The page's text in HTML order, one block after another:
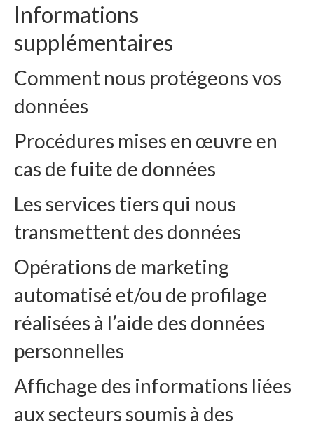
Informations
supplémentaires
Comment nous protégeons vos
données
Procédures mises en œuvre en
cas de fuite de données
Les services tiers qui nous
transmettent des données
Opérations de marketing
automatisé et/ou de profilage
réalisées à l’aide des données
personnelles
Affichage des informations liées
aux secteurs soumis à des